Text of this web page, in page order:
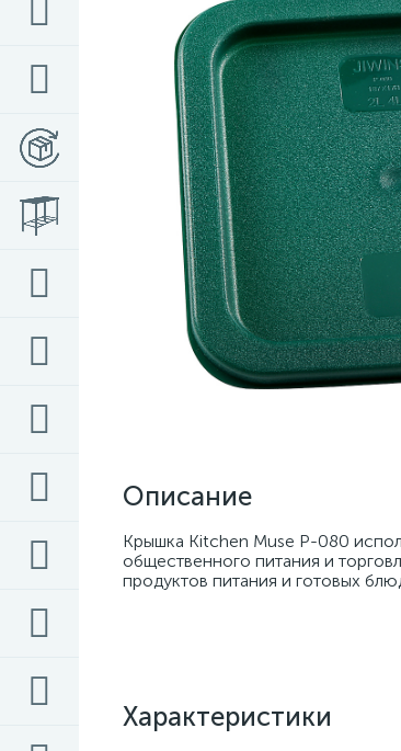
Описание
Крышка Kitchen Muse P-080
общественного питания и
продуктов питания и готовых
Характеристики